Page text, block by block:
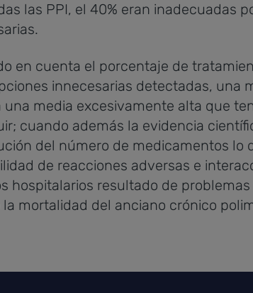
las PPI, el 40% eran inadecuadas
en cuenta el porcentaje de
innecesarias detectadas, una
una media excesivamente alta que
cuando además la evidencia
del número de medicamentos lo
de reacciones adversas e
hospitalarios resultado de
mortalidad del anciano crónico